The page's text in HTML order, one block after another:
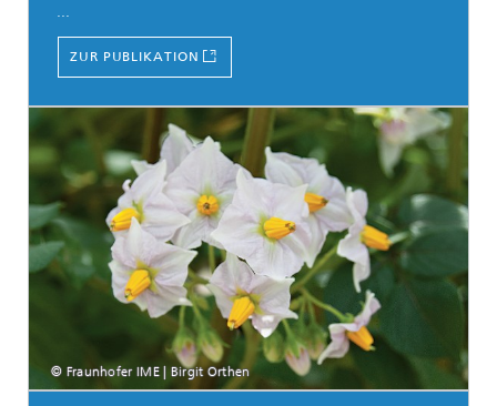
...
ZUR PUBLIKATION
© Fraunhofer IME | Birgit Orthen